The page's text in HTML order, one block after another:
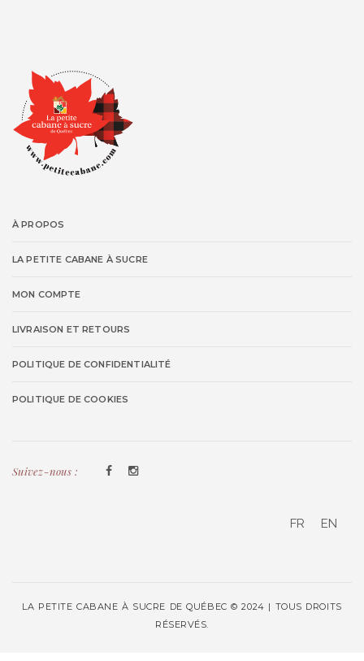
À PROPOS
LA PETITE CABANE À SUCRE
MON COMPTE
LIVRAISON ET RETOURS
POLITIQUE DE CONFIDENTIALITÉ
POLITIQUE DE COOKIES
Suivez-nous :
FR EN
LA PETITE CABANE À SUCRE DE QUÉBEC © 2024 | TOUS DROITS
RÉSERVÉS.